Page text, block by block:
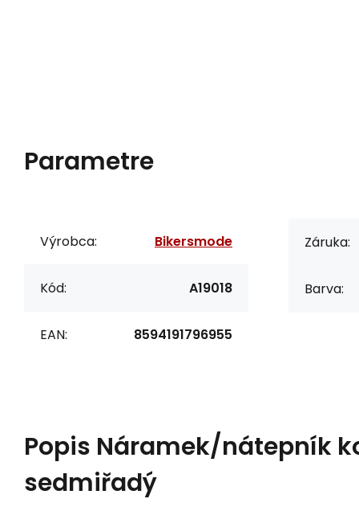
Parametre
Výrobca: Bikersmode
Kód: A19018
EAN: 8594191796955
Záruka:
Barva:
Popis Náramek/nátepník
sedmiřadý